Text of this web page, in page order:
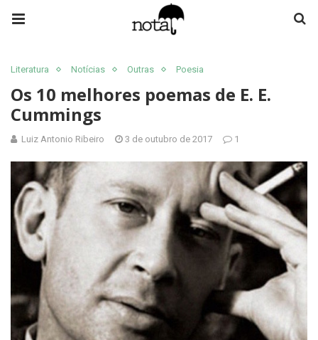
Literatura Notícias Outras Poesia
Os 10 melhores poemas de E. E.
Cummings
Luiz Antonio Ribeiro 3 de outubro de 2017 1